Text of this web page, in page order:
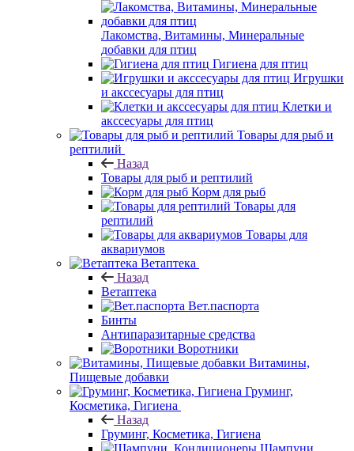
Лакомства, Витамины, Минеральные
добавки для птиц
Гигиена для птиц
Игрушки
и акссесуары для птиц
Клетки и
акссесуары для птиц
Товары для рыб и
рептилий
Назад
Товары для рыб и рептилий
Корм для рыб
Товары для
рептилий
Товары для
аквариумов
Ветаптека
Назад
Ветаптека
Вет.паспорта
Бинты
Антипаразитарные средства
Воротники
Витамины,
Пищевые добавки
Груминг,
Косметика, Гигиена
Назад
Груминг, Косметика, Гигиена
Шампуни,